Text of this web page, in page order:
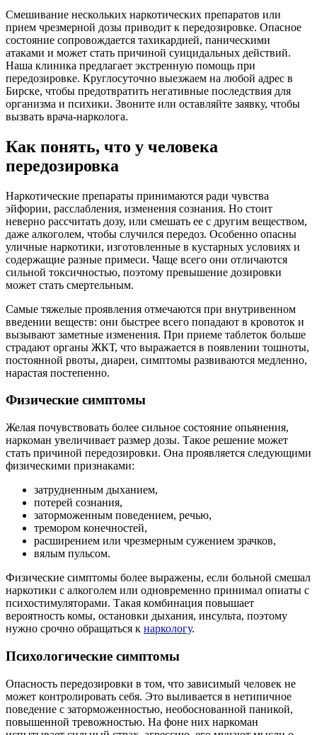
Смешивание нескольких наркотических препаратов или
прием чрезмерной дозы приводит к передозировке. Опасное
состояние сопровождается тахикардией, паническими
атаками и может стать причиной суицидальных действий.
Наша клиника предлагает экстренную помощь при
передозировке. Круглосуточно выезжаем на любой адрес в
Бирске, чтобы предотвратить негативные последствия для
организма и психики. Звоните или оставляйте заявку, чтобы
вызвать врача-нарколога.
Как понять, что у человека
передозировка
Наркотические препараты принимаются ради чувства
эйфории, расслабления, изменения сознания. Но стоит
неверно рассчитать дозу, или смешать ее с другим веществом,
даже алкоголем, чтобы случился передоз. Особенно опасны
уличные наркотики, изготовленные в кустарных условиях и
содержащие разные примеси. Чаще всего они отличаются
сильной токсичностью, поэтому превышение дозировки
может стать смертельным.
Самые тяжелые проявления отмечаются при внутривенном
введении веществ: они быстрее всего попадают в кровоток и
вызывают заметные изменения. При приеме таблеток больше
страдают органы ЖКТ, что выражается в появлении тошноты,
постоянной рвоты, диареи, симптомы развиваются медленно,
нарастая постепенно.
Физические симптомы
Желая почувствовать более сильное состояние опьянения,
наркоман увеличивает размер дозы. Такое решение может
стать причиной передозировки. Она проявляется следующими
физическими признаками:
затрудненным дыханием,
потерей сознания,
заторможенным поведением, речью,
тремором конечностей,
расширением или чрезмерным сужением зрачков,
вялым пульсом.
Физические симптомы более выражены, если больной смешал
наркотики с алкоголем или одновременно принимал опиаты с
психостимуляторами. Такая комбинация повышает
вероятность комы, остановки дыхания, инсульта, поэтому
нужно срочно обращаться к наркологу.
Психологические симптомы
Опасность передозировки в том, что зависимый человек не
может контролировать себя. Это выливается в нетипичное
поведение с заторможенностью, необоснованной паникой,
повышенной тревожностью. На фоне них наркоман